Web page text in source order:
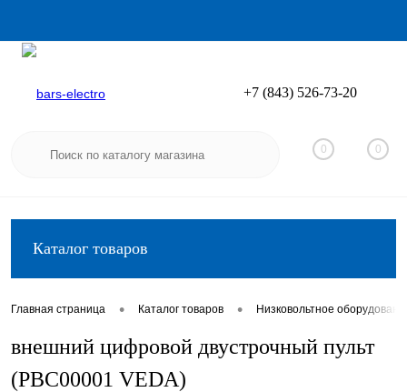
Вход
+7 (843) 526-73-20
0 0
Каталог товаров
Главная страница • Каталог товаров • Низковольтное
внешний цифровой двустрочный пульт
(PBC00001 VEDA)